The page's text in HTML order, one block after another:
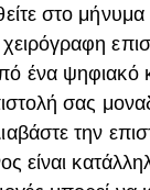
στο
ένα ψηφιακό
σας
την
είναι